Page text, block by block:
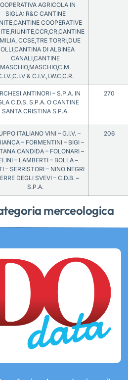
merceologica
AGRICOLA IN
SIGLA: R&C CANTINE
COOPERATIVE
CCSE,TRE TORRI,DUE
DI ALBINEA
CANALI,CANTINE
MASCHIO,MASCHIO,C.M.
& C.I.V.,I.W.C,C.R.
ANTINORI – S.P.A. IN
C.D.S. S.P.A. O CANTINE
SANTA CRISTINA S.P.A.
270
ITALIANO VINI – G.I.V. –
– FORMENTINI – BIGI –
CANDIDA – FOLONARI –
– LAMBERTI – BOLLA –
– SERRISTORI – NINO NEGRI
DEGLI SVEVI – C.D.B. –
S.P.A.
206